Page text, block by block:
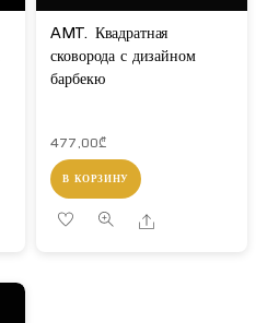
AMT. Квадратная
сковорода с дизайном
барбекю
477,00₾
В КОРЗИНУ
Share